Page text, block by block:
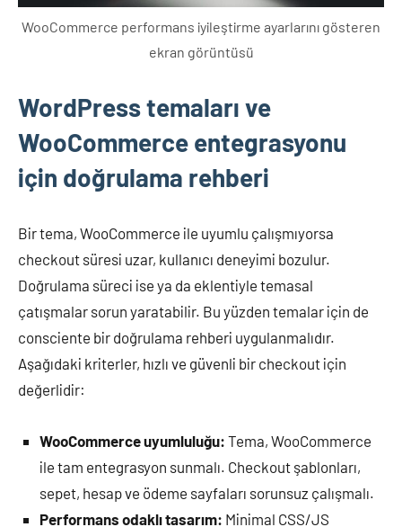
WooCommerce performans iyileştirme ayarlarını gösteren
ekran görüntüsü
WordPress temaları ve
WooCommerce entegrasyonu
için doğrulama rehberi
Bir tema, WooCommerce ile uyumlu çalışmıyorsa
checkout süresi uzar, kullanıcı deneyimi bozulur.
Doğrulama süreci ise ya da eklentiyle temasal
çatışmalar sorun yaratabilir. Bu yüzden temalar için de
consciente bir doğrulama rehberi uygulanmalıdır.
Aşağıdaki kriterler, hızlı ve güvenli bir checkout için
değerlidir:
WooCommerce uyumluluğu: Tema, WooCommerce
ile tam entegrasyon sunmalı. Checkout şablonları,
sepet, hesap ve ödeme sayfaları sorunsuz çalışmalı.
Performans odaklı tasarım: Minimal CSS/JS